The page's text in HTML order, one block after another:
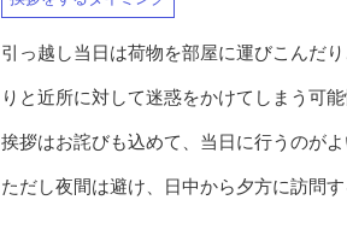
引っ越し当日は荷物を部屋に運びこんだ
りと近所に対して迷惑をかけてしまう可能
挨拶はお詫びも込めて、当日に行うのがよ
ただし夜間は避け、日中から夕方に訪問す